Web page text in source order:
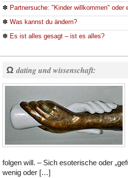
✽ Partnersuche: "Kinder willkommen" oder
✽ Was kannst du ändern?
✽ Es ist alles gesagt – ist es alles?
Ω dating und wissenschaft:
folgen will. – Sich esoterische oder
wenig oder […]